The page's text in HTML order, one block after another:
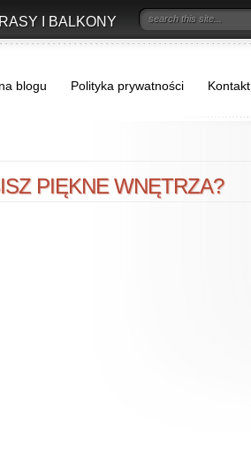
I BALKONY
blogu Polityka prywatności Kontakt
PIĘKNE WNĘTRZA?